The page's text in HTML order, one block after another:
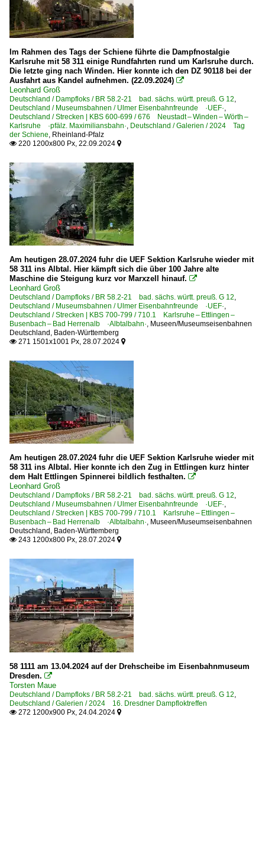
Im Rahmen des Tags der Schiene führte die Dampfnostalgie
Karlsruhe mit 58 311 einige Rundfahrten rund um Karlsruhe durch.
Die letzte ging nach Winden. Hier konnte ich den DZ 90118 bei der
Ausfahrt aus Kandel aufnehmen. (22.09.2024) 
Leonhard Groß
Deutschland / Dampfloks / BR 58.2-21 bad. sächs. württ. preuß. G 12,
Deutschland / Museumsbahnen / Ulmer Eisenbahnfreunde ·UEF·,
Deutschland / Strecken | KBS 600-699 / 676 Neustadt – Winden – Wörth –
Karlsruhe ·pfälz. Maximiliansbahn·, Deutschland / Galerien / 2024 Tag
der Schiene, Rheinland-Pfalz
 220 1200x800 Px, 22.09.2024 
Am heutigen 28.07.2024 fuhr die UEF Sektion Karlsruhe wieder mit
58 311 ins Albtal. Hier kämpft sich die über 100 Jahre alte
Maschine die Steigung kurz vor Marxzell hinauf. 
Leonhard Groß
Deutschland / Dampfloks / BR 58.2-21 bad. sächs. württ. preuß. G 12,
Deutschland / Museumsbahnen / Ulmer Eisenbahnfreunde ·UEF·,
Deutschland / Strecken | KBS 700-799 / 710.1 Karlsruhe – Ettlingen –
Busenbach – Bad Herrenalb ·Albtalbahn·, Museen/Museumseisenbahnen
Deutschland, Baden-Württemberg
 271 1501x1001 Px, 28.07.2024 
Am heutigen 28.07.2024 fuhr die UEF Sektion Karlsruhe wieder mit
58 311 ins Albtal. Hier konnte ich den Zug in Ettlingen kurz hinter
dem Halt Ettlingen Spinnerei bildlich festhalten. 
Leonhard Groß
Deutschland / Dampfloks / BR 58.2-21 bad. sächs. württ. preuß. G 12,
Deutschland / Museumsbahnen / Ulmer Eisenbahnfreunde ·UEF·,
Deutschland / Strecken | KBS 700-799 / 710.1 Karlsruhe – Ettlingen –
Busenbach – Bad Herrenalb ·Albtalbahn·, Museen/Museumseisenbahnen
Deutschland, Baden-Württemberg
 243 1200x800 Px, 28.07.2024 
58 1111 am 13.04.2024 auf der Drehscheibe im Eisenbahnmuseum
Dresden. 
Torsten Maue
Deutschland / Dampfloks / BR 58.2-21 bad. sächs. württ. preuß. G 12,
Deutschland / Galerien / 2024 16. Dresdner Dampfloktreffen
 272 1200x900 Px, 24.04.2024 